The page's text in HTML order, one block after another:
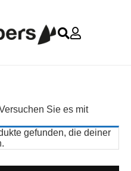
Sie es mit
gefunden, die deiner